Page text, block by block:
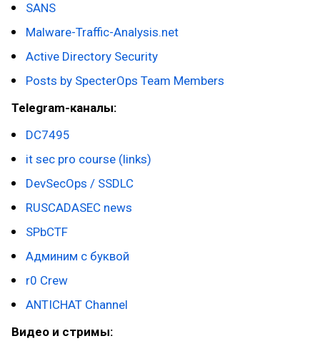
SANS
Malware-Traffic-Analysis.net
Active Directory Security
Posts by SpecterOps Team Members
Telegram-каналы:
DC7495
it sec pro course (links)
DevSecOps / SSDLC
RUSCADASEC news
SPbCTF
Админим с буквой
r0 Crew
ANTICHAT Channel
Видео и стримы: